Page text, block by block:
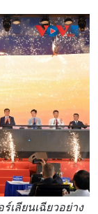
เลียนเฉียวอย่าง